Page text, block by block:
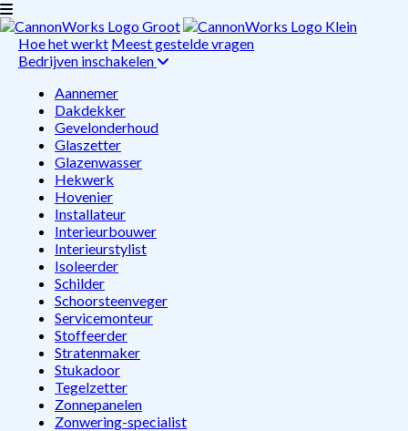
Hoe het werkt Meest gestelde vragen
Bedrijven inschakelen
Aannemer
Dakdekker
Gevelonderhoud
Glaszetter
Glazenwasser
Hekwerk
Hovenier
Installateur
Interieurbouwer
Interieurstylist
Isoleerder
Schilder
Schoorsteenveger
Servicemonteur
Stoffeerder
Stratenmaker
Stukadoor
Tegelzetter
Zonnepanelen
Zonwering-specialist